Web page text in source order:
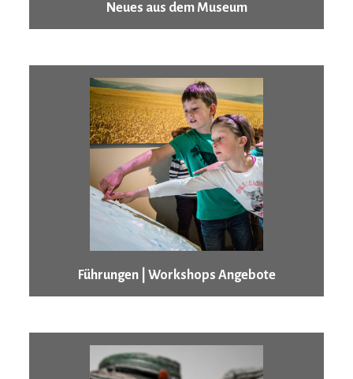
Neues aus dem Museum
Führungen | Workshops Angebote